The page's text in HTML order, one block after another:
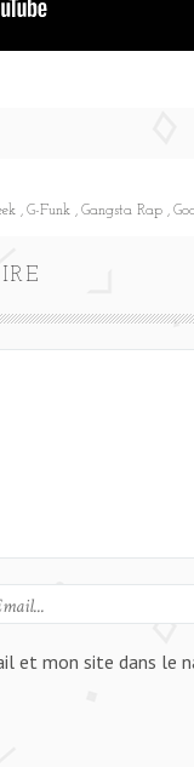
G-Funk Gangsta Rap
et mon site dans le